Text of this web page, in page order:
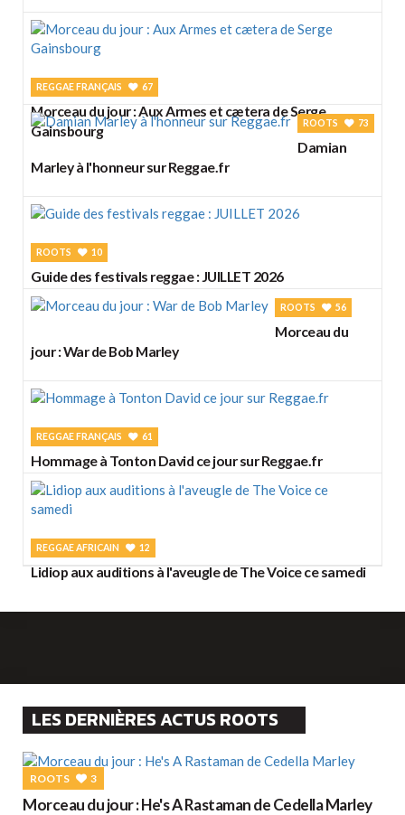
REGGAE FRANÇAIS 67
Morceau du jour : Aux Armes et cætera de Serge
Gainsbourg
ROOTS 73
Damian
Marley à l'honneur sur Reggae.fr
ROOTS 10
Guide des festivals reggae : JUILLET 2026
ROOTS 56
Morceau du
jour : War de Bob Marley
REGGAE FRANÇAIS 61
Hommage à Tonton David ce jour sur Reggae.fr
REGGAE AFRICAIN 12
Lidiop aux auditions à l'aveugle de The Voice ce samedi
LES DERNIÈRES ACTUS ROOTS
ROOTS 3
Morceau du jour : He's A Rastaman de Cedella Marley